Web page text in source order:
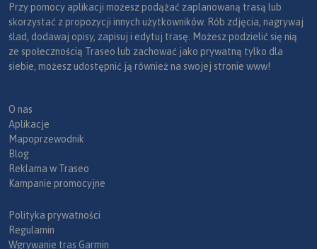
Przy pomocy aplikacji możesz podążać zaplanowaną trasą lub
skorzystać z propozycji innych użytkowników. Rób zdjęcia, nagrywaj
ślad, dodawaj opisy, zapisuj i edytuj trasę. Możesz podzielić się nią
ze społecznością Traseo lub zachować jako prywatną tylko dla
siebie, możesz udostępnić ją również na swojej stronie www!
O nas
Aplikacje
Mapoprzewodnik
Blog
Reklama w Traseo
Kampanie promocyjne
Polityka prywatności
Regulamin
Wgrywanie tras Garmin